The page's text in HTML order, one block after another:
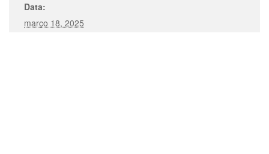
Data:
março 18, 2025